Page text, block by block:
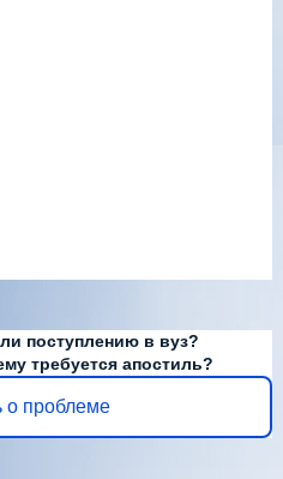
поступлению в вуз?
требуется апостиль?
о проблеме